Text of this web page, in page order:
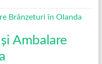
Ambalare